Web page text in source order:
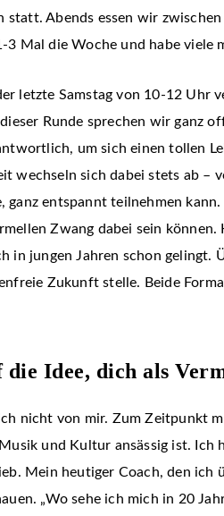
statt. Abends essen wir
Mal die Woche und habe viele
letzte Samstag von 10-12 Uhr
dieser Runde sprechen wir
um sich einen tollen
wechseln sich dabei stets ab –
ganz entspannt teilnehmen
Zwang dabei sein
in jungen Jahren schon
Zukunft stelle. Beide
Idee, dich als
nicht von mir. Zum Zeitpunkt
und Kultur ansässig ist.
Mein heutiger Coach, den
„Wo sehe ich mich in 20